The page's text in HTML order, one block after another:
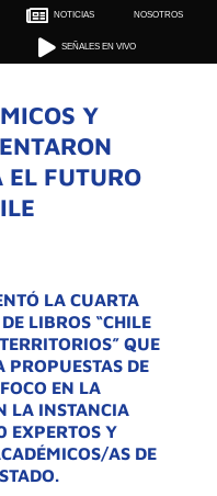
 NOTICIAS NOSOTROS
 SEÑALES EN VIVO
 SEÑALES EN VIVO
Y
EL FUTURO
LA CUARTA
LIBROS “CHILE
QUE
PROPUESTAS DE
EN LA
LA INSTANCIA
EXPERTOS Y
AS DE